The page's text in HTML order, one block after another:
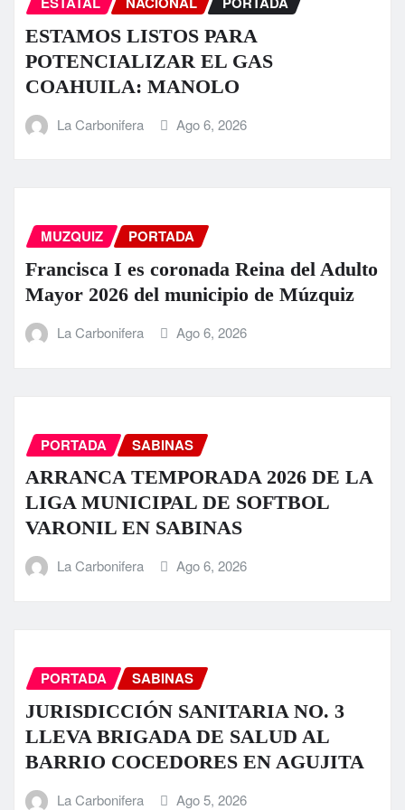
ESTAMOS LISTOS PARA
POTENCIALIZAR EL GAS
COAHUILA: MANOLO
La Carbonifera Ago 6, 2026
MUZQUIZ PORTADA
Francisca I es coronada Reina del Adulto
Mayor 2026 del municipio de Múzquiz
La Carbonifera Ago 6, 2026
PORTADA SABINAS
ARRANCA TEMPORADA 2026 DE LA
LIGA MUNICIPAL DE SOFTBOL
VARONIL EN SABINAS
La Carbonifera Ago 6, 2026
PORTADA SABINAS
JURISDICCIÓN SANITARIA NO. 3
LLEVA BRIGADA DE SALUD AL
BARRIO COCEDORES EN AGUJITA
La Carbonifera Ago 5, 2026